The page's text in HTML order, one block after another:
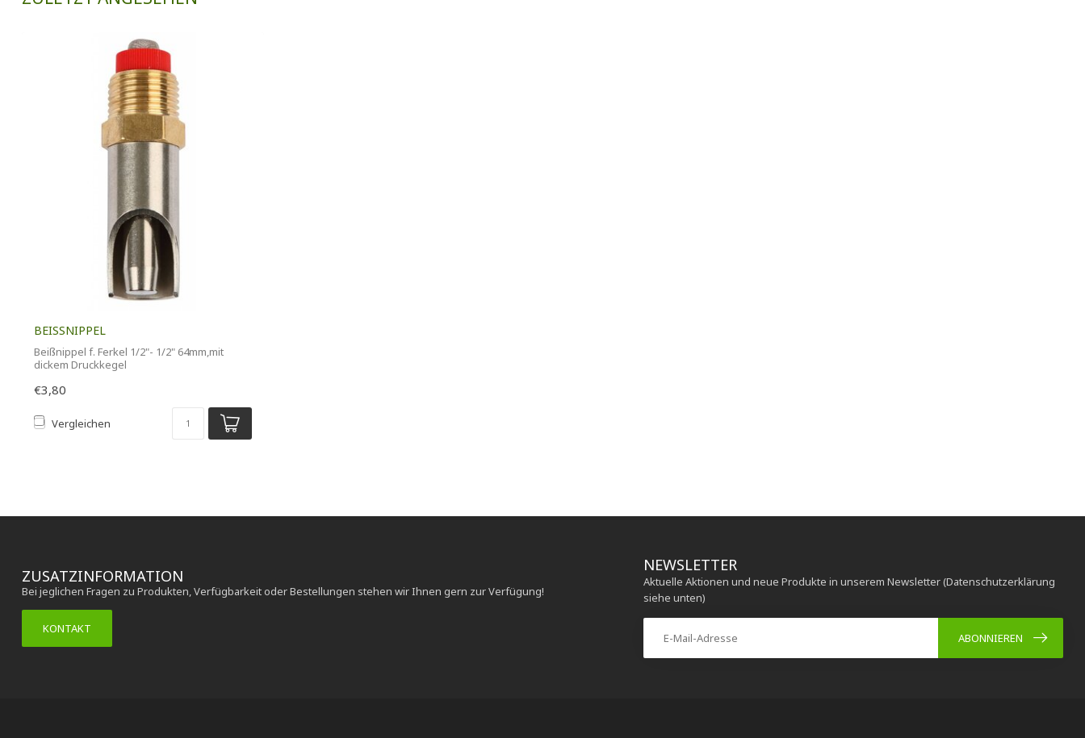
BEISSNIPPEL
Beißnippel f. Ferkel 1/2"- 1/2" 64mm,mit
dickem Druckkegel
€3,80
Vergleichen
ZUSATZINFORMATION
Bei jeglichen Fragen zu Produkten, Verfügbarkeit oder Bestellungen stehen wir Ihnen gern zur Verfügung!
KONTAKT
NEWSLETTER
Aktuelle Aktionen und neue Produkte in unserem Newsletter (Datenschutzerklärung
siehe unten)
ABONNIEREN